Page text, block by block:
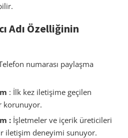
Adı Özelliğinin
numarası paylaşma
: İlk kez iletişime geçilen
korunuyor.
: İşletmeler ve içerik üreticileri
iletişim deneyimi sunuyor.